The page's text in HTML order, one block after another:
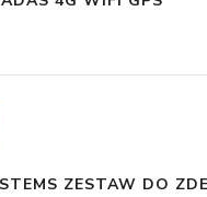
ZESTAW DO